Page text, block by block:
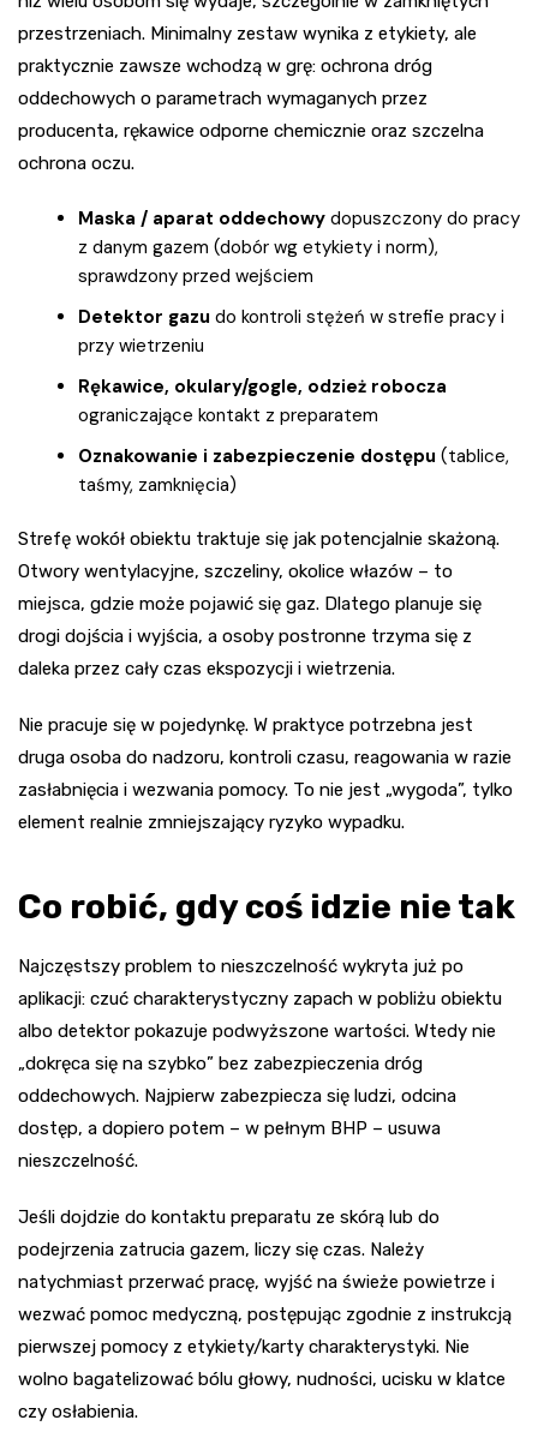
przestrzeniach. Minimalny zestaw wynika z etykiety, ale
praktycznie zawsze wchodzą w grę: ochrona dróg
oddechowych o parametrach wymaganych przez
producenta, rękawice odporne chemicznie oraz szczelna
ochrona oczu.
Maska / aparat oddechowy dopuszczony do pracy
z danym gazem (dobór wg etykiety i norm),
sprawdzony przed wejściem
Detektor gazu do kontroli stężeń w strefie pracy i
przy wietrzeniu
Rękawice, okulary/gogle, odzież robocza
ograniczające kontakt z preparatem
Oznakowanie i zabezpieczenie dostępu (tablice,
taśmy, zamknięcia)
Strefę wokół obiektu traktuje się jak potencjalnie skażoną.
Otwory wentylacyjne, szczeliny, okolice włazów – to
miejsca, gdzie może pojawić się gaz. Dlatego planuje się
drogi dojścia i wyjścia, a osoby postronne trzyma się z
daleka przez cały czas ekspozycji i wietrzenia.
Nie pracuje się w pojedynkę. W praktyce potrzebna jest
druga osoba do nadzoru, kontroli czasu, reagowania w razie
zasłabnięcia i wezwania pomocy. To nie jest „wygoda”, tylko
element realnie zmniejszający ryzyko wypadku.
Co robić, gdy coś idzie nie tak
Najczęstszy problem to nieszczelność wykryta już po
aplikacji: czuć charakterystyczny zapach w pobliżu obiektu
albo detektor pokazuje podwyższone wartości. Wtedy nie
„dokręca się na szybko” bez zabezpieczenia dróg
oddechowych. Najpierw zabezpiecza się ludzi, odcina
dostęp, a dopiero potem – w pełnym BHP – usuwa
nieszczelność.
Jeśli dojdzie do kontaktu preparatu ze skórą lub do
podejrzenia zatrucia gazem, liczy się czas. Należy
natychmiast przerwać pracę, wyjść na świeże powietrze i
wezwać pomoc medyczną, postępując zgodnie z instrukcją
pierwszej pomocy z etykiety/karty charakterystyki. Nie
wolno bagatelizować bólu głowy, nudności, ucisku w klatce
czy osłabienia.